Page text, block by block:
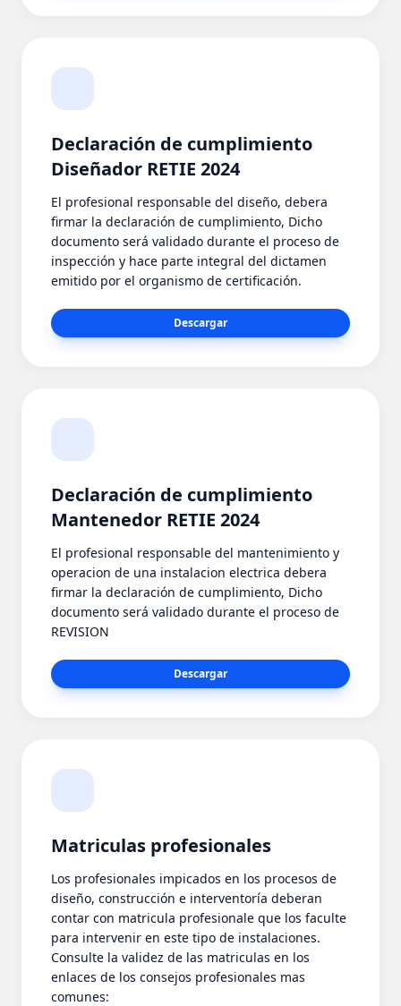
Declaración de cumplimiento
Diseñador RETIE 2024
El profesional responsable del diseño, debera
firmar la declaración de cumplimiento, Dicho
documento será validado durante el proceso de
inspección y hace parte integral del dictamen
emitido por el organismo de certificación.
Descargar
Declaración de cumplimiento
Mantenedor RETIE 2024
El profesional responsable del mantenimiento y
operacion de una instalacion electrica debera
firmar la declaración de cumplimiento, Dicho
documento será validado durante el proceso de
REVISION
Descargar
Matriculas profesionales
Los profesionales impicados en los procesos de
diseño, construcción e interventoría deberan
contar con matricula profesionale que los faculte
para intervenir en este tipo de instalaciones.
Consulte la validez de las matriculas en los
enlaces de los consejos profesionales mas
comunes: